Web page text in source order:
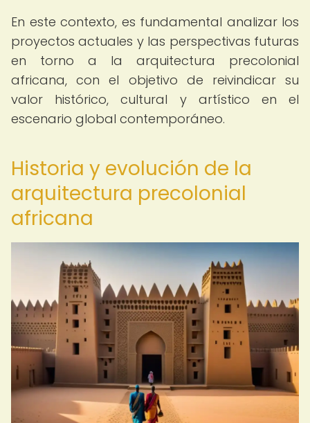
En este contexto, es fundamental analizar los
proyectos actuales y las perspectivas futuras
en torno a la arquitectura precolonial
africana, con el objetivo de reivindicar su
valor histórico, cultural y artístico en el
escenario global contemporáneo.
Historia y evolución de la
arquitectura precolonial
africana